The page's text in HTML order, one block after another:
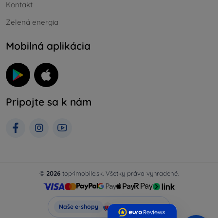
Kontakt
Zelená energia
Mobilná aplikácia
Pripojte sa k nám
© 2026 top4mobile.sk. Všetky práva vyhradené.
Naše e-shopy Top4Mobile.sk